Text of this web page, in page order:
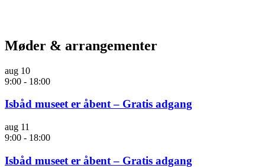
Møder & arrangementer
aug 10
9:00 - 18:00
Isbåd museet er åbent – Gratis adgang
aug 11
9:00 - 18:00
Isbåd museet er åbent – Gratis adgang